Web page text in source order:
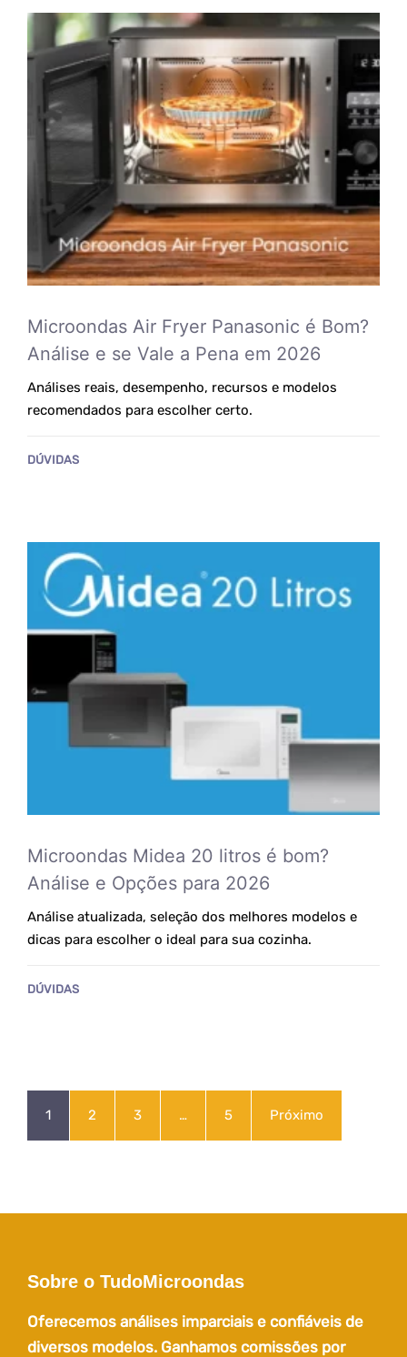
Microondas Air Fryer Panasonic é Bom?
Análise e se Vale a Pena em 2026
Análises reais, desempenho, recursos e modelos
recomendados para escolher certo.
DÚVIDAS
Microondas Midea 20 litros é bom?
Análise e Opções para 2026
Análise atualizada, seleção dos melhores modelos e
dicas para escolher o ideal para sua cozinha.
DÚVIDAS
1 2 3 … 5 Próximo
Sobre o TudoMicroondas
Oferecemos análises imparciais e confiáveis de
diversos modelos. Ganhamos comissões por